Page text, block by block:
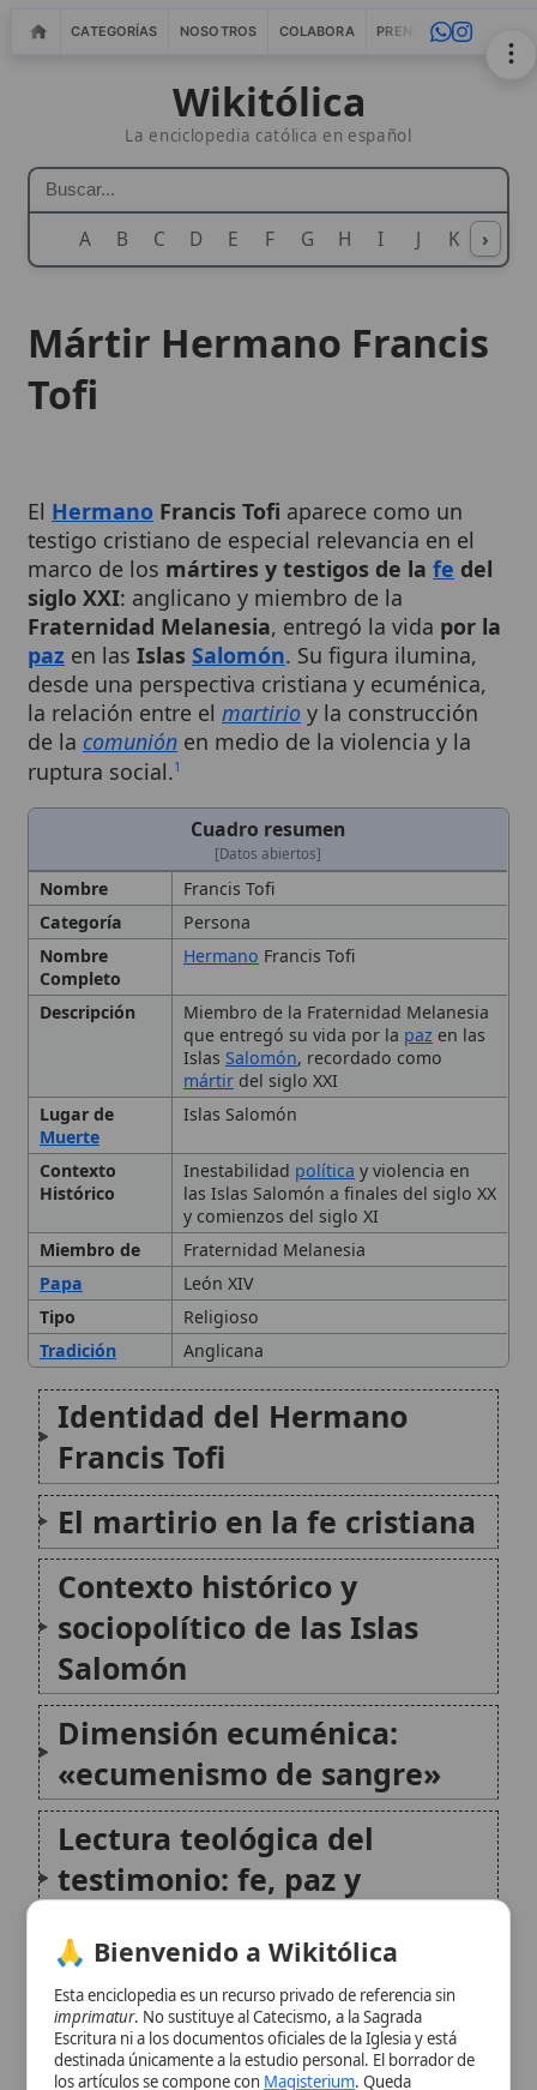
CATEGORÍAS NOSOTROS COLABORA PRENSA WEBMASTERS
Wikitólica
La enciclopedia católica en español
A B C D E F G H I J K L M
›
Tofi
marco de losmártires y testigos de lafedel
siglo XXI: anglicano y miembro de la
Fraternidad Melanesia, entregó la vidapor la
pazen lasIslasSalomón. Su figura ilumina,
desde una perspectiva cristiana y ecuménica,
la relación entre elmartirioy la construcción
de lacomuniónen medio de la violencia y la
ruptura social.1
Cuadro resumen
Nombre
Francis Tofi
Persona
Nombre
Completo
HermanoFrancis Tofi
Descripción Miembro de la Fraternidad Melanesia
que entregó su vida por lapazen las
IslasSalomón, recordado como
Lugar de Islas Salomón
Inestabilidadpolíticay violencia en
las Islas Salomón a finales del siglo XX
y comienzos del siglo XI
Miembro de
Papa
León XIV
Tipo Religioso
Tradición Anglicana
Identidad del Hermano
Francis Tofi
El martirio en la fe cristiana
Contexto histórico y
sociopolítico de las Islas
Salomón
Dimensión ecuménica:
«ecumenismo de sangre»
Lectura teológica del
testimonio: fe, paz y
coherencia
Mártires en Oceanía y
continuidad con los testigos
de otras Iglesias
Relevancia para la vida
cristiana hoy
Síntesis biográfica y
espiritual
🙏 Bienvenido a Wikitólica
Esta enciclopedia es un recurso privado de referencia sin
imprimatur. No sustituye al Catecismo, a la Sagrada
Escritura ni a los documentos oficiales de la Iglesia y está
destinada únicamente a la estudio personal. El borrador de
los artículos se compone conMagisterium. Queda
Se insta a consultar siempre las fuentes referenciadas y a
colaborar en la perfección de los artículos mediante el uso
del menú superior. Entrando a la enciclopedia confirma que
ha leído y acepta expresamente lapolítica de privacidady el
aviso legal
Aceptar y Entrar